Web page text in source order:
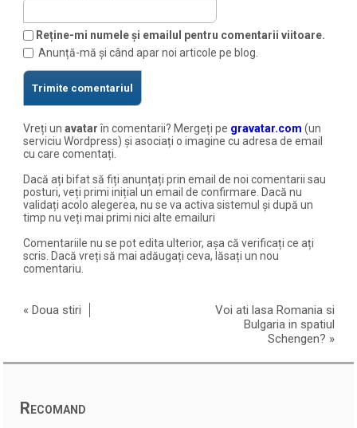
Reține-mi numele și emailul pentru comentarii viitoare.
Anunță-mă și când apar noi articole pe blog.
Vreți unavatarîn comentarii? Mergeți pe gravatar.com (un
serviciu Wordpress) și asociați o imagine cu adresa de email
cu care comentați.
Dacă ați bifat să fiți anunțați prin email de noi comentarii sau
posturi, veți primi inițial un email de confirmare. Dacă nu
validați acolo alegerea, nu se va activa sistemul și după un
timp nu veți mai primi nici alte emailuri
Comentariile nu se pot edita ulterior, așa că verificați ce ați
scris. Dacă vreți să mai adăugați ceva, lăsați un nou
comentariu.
«Doua stiri
Voi ati lasa Romania si
Bulgaria in spatiul
Schengen? »
Recomand